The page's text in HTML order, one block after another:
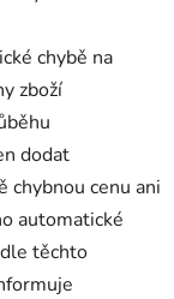
chybě na
zboží
dodat
chybnou cenu ani
automatické
těchto